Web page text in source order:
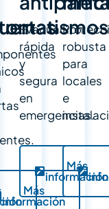
Más
información
Evacuación
rápida
y
segura
en
emergencias.
Más
información
robusta
para
locales
e